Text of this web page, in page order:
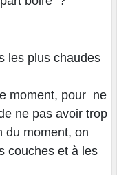
les plus chaudes
moment, pour ne
ne pas avoir trop
du moment, on
couches et à les